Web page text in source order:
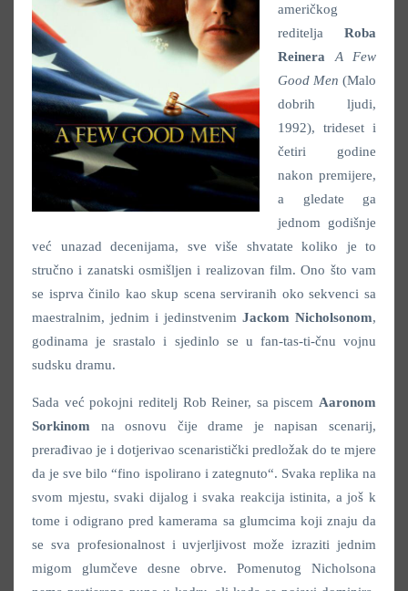
američkog
reditelja Roba
Reinera
A Few
Good Men (Malo
dobrih ljudi,
1992), trideset i
četiri godine
nakon premijere,
a gledate ga
jednom godišnje
već unazad decenijama, sve više shvatate koliko je to
stručno i zanatski osmišljen i realizovan film. Ono što vam
se isprva činilo kao skup scena serviranih oko sekvenci sa
maestralnim, jednim i jedinstvenim Jackom Nicholsonom,
godinama je srastalo i sjedinlo se u fan-tas-ti-čnu vojnu
sudsku dramu.
Sada već pokojni reditelj Rob Reiner, sa piscem Aaronom
Sorkinom na osnovu čije drame je napisan scenarij,
prerađivao je i dotjerivao scenaristički predložak do te mjere
da je sve bilo “fino ispolirano i zategnuto“. Svaka replika na
svom mjestu, svaki dijalog i svaka reakcija istinita, a još k
tome i odigrano pred kamerama sa glumcima koji znaju da
se sva profesionalnost i uvjerljivost može izraziti jednim
migom glumčeve desne obrve. Pomenutog Nicholsona